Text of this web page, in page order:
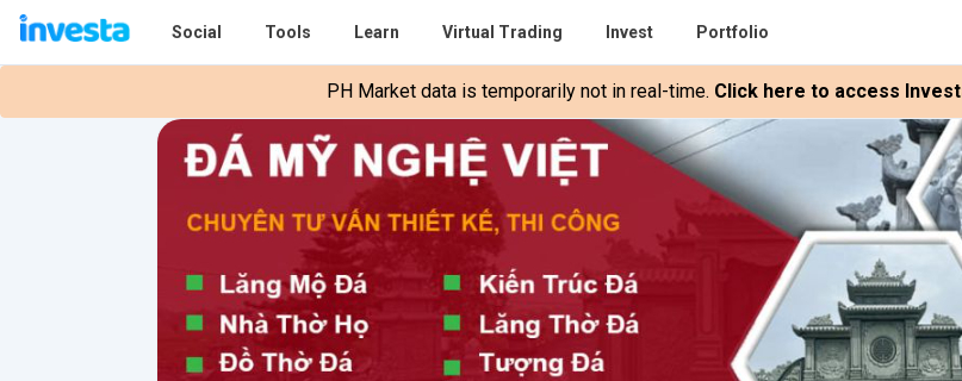
Social Tools Learn Virtual Trading Invest Portfolio
PH Market data is temporarily not in real-time. Click here to access